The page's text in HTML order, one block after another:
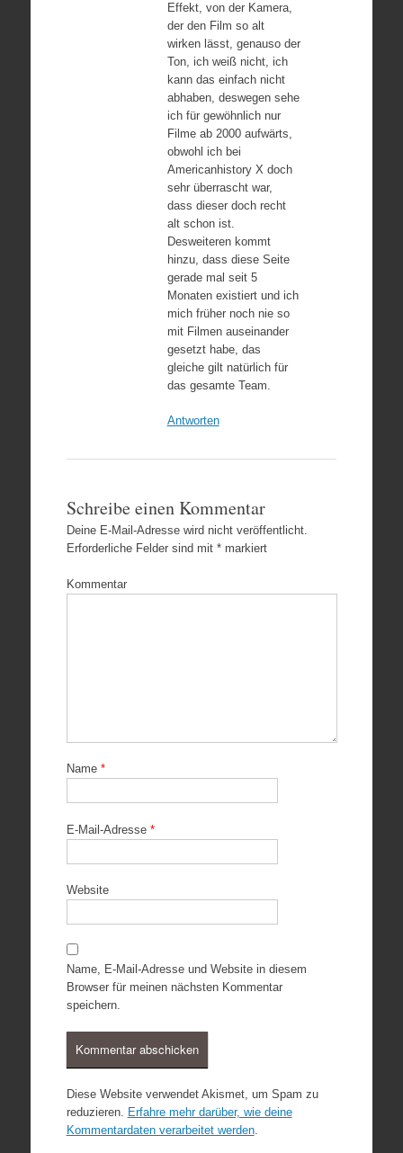
Effekt, von der Kamera,
der den Film so alt
wirken lässt, genauso der
Ton, ich weiß nicht, ich
kann das einfach nicht
abhaben, deswegen sehe
ich für gewöhnlich nur
Filme ab 2000 aufwärts,
obwohl ich bei
Americanhistory X doch
sehr überrascht war,
dass dieser doch recht
alt schon ist.
Desweiteren kommt
hinzu, dass diese Seite
gerade mal seit 5
Monaten existiert und ich
mich früher noch nie so
mit Filmen auseinander
gesetzt habe, das
gleiche gilt natürlich für
das gesamte Team.
Antworten
Schreibe einen Kommentar
Deine E-Mail-Adresse wird nicht veröffentlicht.
Erforderliche Felder sind mit *markiert
Kommentar
Name *
E-Mail-Adresse *
Website
Name, E-Mail-Adresse und Website in diesem
Browser für meinen nächsten Kommentar
speichern.
Diese Website verwendet Akismet, um Spam zu
reduzieren. Erfahre mehr darüber, wie deine
Kommentardaten verarbeitet werden.